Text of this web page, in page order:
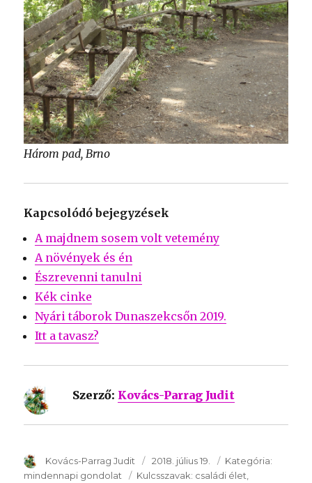
Három pad, Brno
Kapcsolódó bejegyzések
A majdnem sosem volt vetemény
A növények és én
Észrevenni tanulni
Kék cinke
Nyári táborok Dunaszekcsőn 2019.
Itt a tavasz?
Szerző: Kovács-Parrag Judit
SzerzÅ
Kovács-Parrag Judit Közzétéve:
2018. július 19. Kategória:
mindennapi gondolat
Kulcsszavak: Kulcsszavak:
családi élet